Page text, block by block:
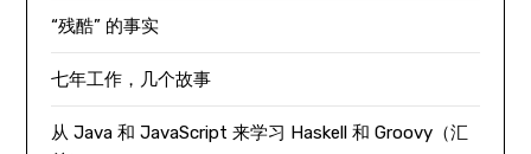
“残酷” 的事实
七年工作，几个故事
从 Java 和 JavaScript 来学习 Haskell 和 Groovy（汇